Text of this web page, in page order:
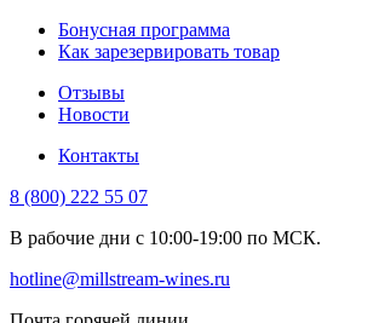
Бонусная программа
Как зарезервировать товар
Отзывы
Новости
Контакты
8 (800) 222 55 07
В рабочие дни с 10:00-19:00 по МСК.
hotline@millstream-wines.ru